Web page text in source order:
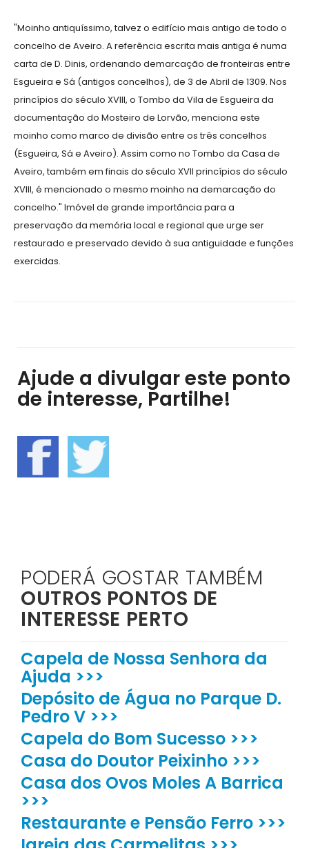
"Moinho antiquíssimo, talvez o edifício mais antigo de todo o
concelho de Aveiro. A referência escrita mais antiga é numa
carta de D. Dinis, ordenando demarcação de fronteiras entre
Esgueira e Sá (antigos concelhos), de 3 de Abril de 1309. Nos
princípios do século XVIII, o Tombo da Vila de Esgueira da
documentação do Mosteiro de Lorvão, menciona este
moinho como marco de divisão entre os três concelhos
(Esgueira, Sá e Aveiro). Assim como no Tombo da Casa de
Aveiro, também em finais do século XVII princípios do século
XVIII, é mencionado o mesmo moinho na demarcação do
concelho." Imóvel de grande importância para a
preservação da memória local e regional que urge ser
restaurado e preservado devido à sua antiguidade e funções
exercidas.
Ajude a divulgar este ponto
de interesse, Partilhe!
PODERÁ GOSTAR TAMBÉM
OUTROS PONTOS DE
INTERESSE PERTO
Capela de Nossa Senhora da
Ajuda >>>
Depósito de Água no Parque D.
Pedro V >>>
Capela do Bom Sucesso >>>
Casa do Doutor Peixinho >>>
Casa dos Ovos Moles A Barrica
>>>
Restaurante e Pensão Ferro >>>